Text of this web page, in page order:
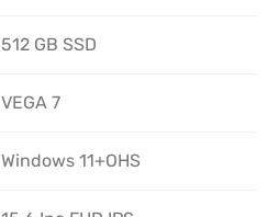
512 GB SSD
VEGA 7
Windows 11+OHS